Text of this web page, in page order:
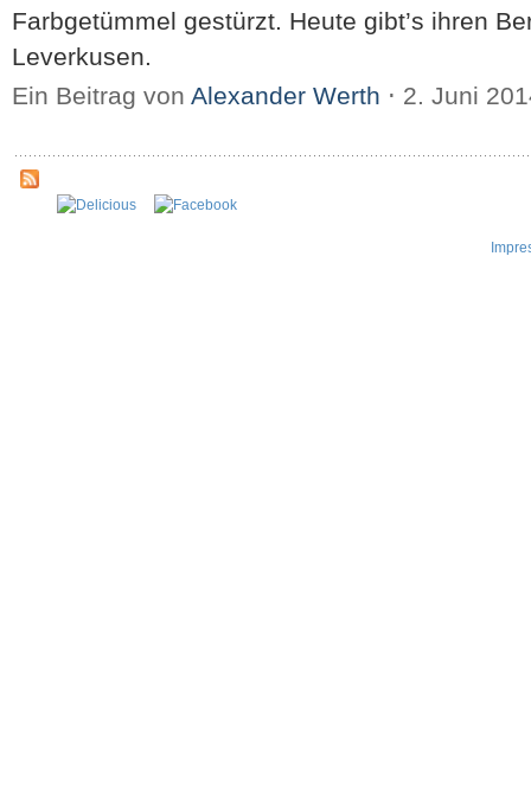
Farbgetümmel gestürzt. Heute gibt’s ihren
Leverkusen.
Ein Beitrag von Alexander Werth ⋅ 2. Juni